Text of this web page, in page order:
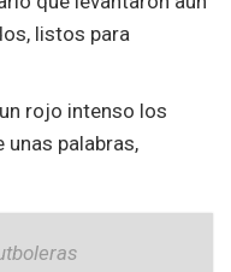
listos para
rojo intenso los
palabras,